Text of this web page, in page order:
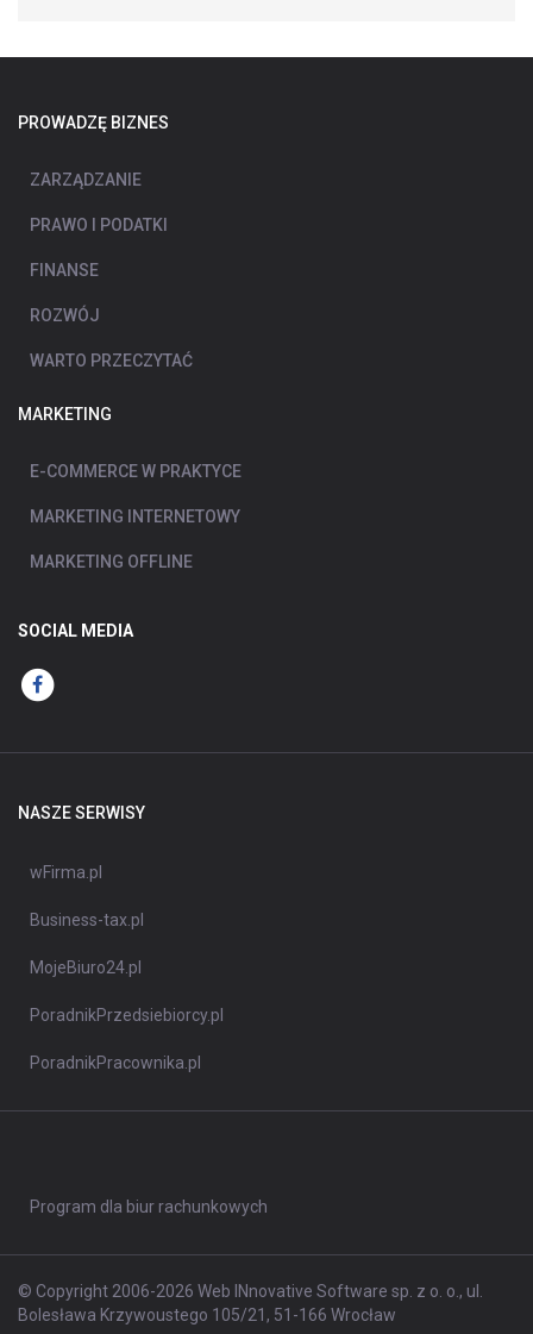
PROWADZĘ BIZNES
ZARZĄDZANIE
PRAWO I PODATKI
FINANSE
ROZWÓJ
WARTO PRZECZYTAĆ
MARKETING
E-COMMERCE W PRAKTYCE
MARKETING INTERNETOWY
MARKETING OFFLINE
SOCIAL MEDIA
NASZE SERWISY
wFirma.pl
Business-tax.pl
MojeBiuro24.pl
PoradnikPrzedsiebiorcy.pl
PoradnikPracownika.pl
Program dla biur rachunkowych
© Copyright 2006-2026 Web INnovative Software sp. z o. o., ul.
Bolesława Krzywoustego 105/21, 51-166 Wrocław